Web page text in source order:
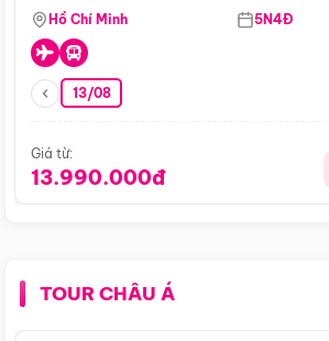
Singapore
Hồ Chí Minh 5N4Đ
13/08
Giá từ:
13.990.000đ
TOUR CHÂU Á